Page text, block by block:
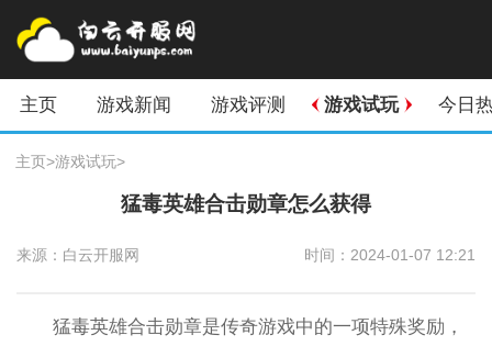
主页 游戏新闻 游戏评测 游戏试玩 今日
主页>游戏试玩>
猛毒英雄合击勋章怎么获得
来源：白云开服网 时间：2024-01-07 12:21
猛毒英雄合击勋章是传奇游戏中的一项特殊奖励，